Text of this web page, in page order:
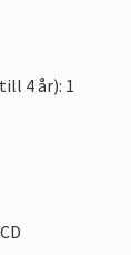
och
4 år): 1